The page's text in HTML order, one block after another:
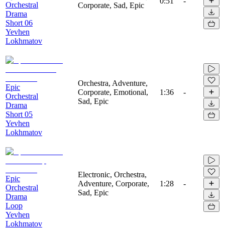
Orchestral
Drama
Short 06
Yevhen
Lokhmatov
Corporate, Sad, Epic
Epic
Orchestral
Drama
Short 05
Yevhen
Lokhmatov
Orchestra, Adventure,
Corporate, Emotional,
Sad, Epic
1:36 -
Epic
Orchestral
Drama
Loop
Yevhen
Lokhmatov
Electronic, Orchestra,
Adventure, Corporate,
Sad, Epic
1:28 -